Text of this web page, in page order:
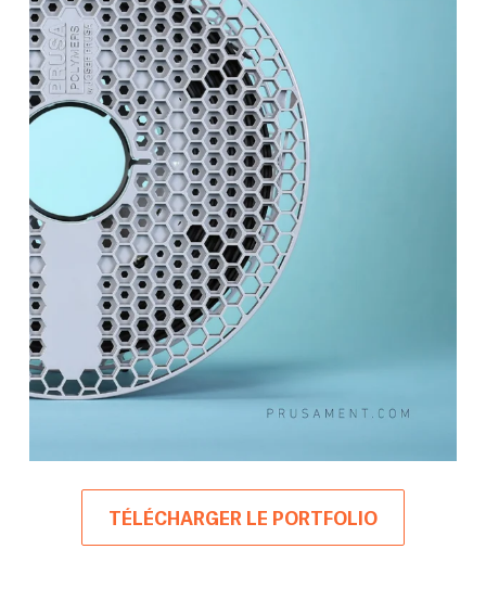
TÉLÉCHARGER LE PORTFOLIO